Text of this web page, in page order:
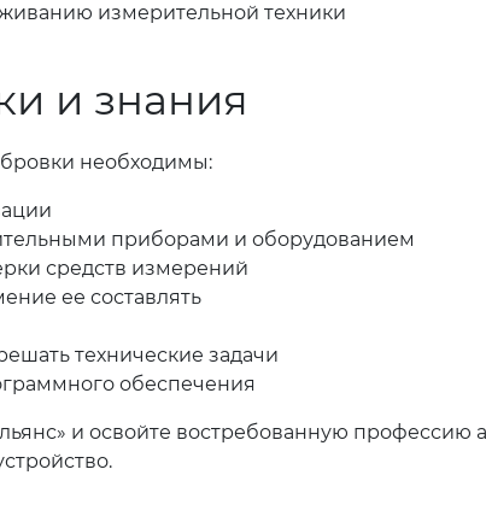
измерительной техники
и знания
необходимы:
приборами и оборудованием
средств измерений
ее составлять
технические задачи
обеспечения
и освойте востребованную профессию